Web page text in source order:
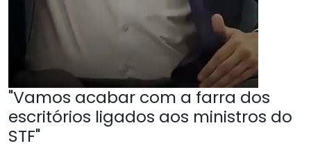
"Vamos acabar com a farra dos
escritórios ligados aos ministros do
STF"